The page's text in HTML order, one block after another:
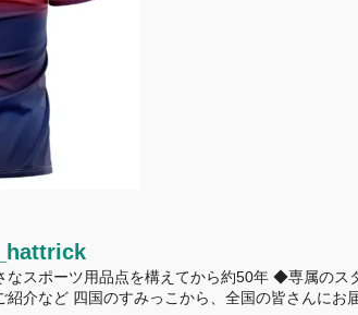
スポーツ用品点を構えてから約50年 ◆専属のス
紹介など 四国のすみっこから、全国の皆さんにお